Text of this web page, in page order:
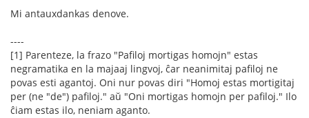
Mi antauxdankas denove.
----
[1] Parenteze, la frazo "Pafiloj mortigas homojn" estas
negramatika en la majaaj lingvoj, ĉar neanimitaj pafiloj ne
povas esti agantoj. Oni nur povas diri "Homoj estas mortigitaj
per (ne "de") pafiloj." aŭ "Oni mortigas homojn per pafiloj." Ilo
ĉiam estas ilo, neniam aganto.